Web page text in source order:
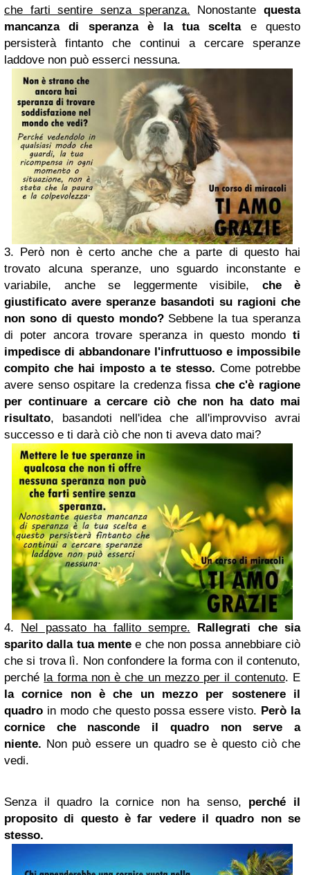
che farti sentire senza speranza.
Nonostantequesta
mancanza di speranza è la tua sceltae questo
persisterà fintanto che continui a cercare speranze
laddove non può esserci nessuna.
3. Però non è certo anche che a parte di questo hai
trovato alcuna speranze, uno sguardo inconstante e
variabile, anche se leggermente visibile, che è
giustificato avere speranze basandoti su ragioni che
non sono di questo mondo? Sebbene la tua speranza
di poter ancora trovare speranza in questo mondo ti
impedisce di abbandonare l'infruttuoso e impossibile
compito che hai imposto a te stesso. Come potrebbe
avere senso ospitare la credenza fissa che c'è ragione
per continuare a cercare ciò che non ha dato mai
risultato, basandoti nell'idea che all'improvviso avrai
successo e ti darà ciò che non ti aveva dato mai?
4. Nel passato ha fallito sempre.
Rallegrati che sia
sparito dalla tua mente e che non possa annebbiare ciò
che si trova lì. Non confondere la forma con il contenuto,
perché la forma non è che un mezzo per il contenuto. E
la cornice non è che un mezzo per sostenere il
quadro in modo che questo possa essere visto. Però la
cornice che nasconde il quadro non serve a
niente. Non può essere un quadro se è questo ciò che
vedi.
Senza il quadro la cornice non ha senso, perché il
proposito di questo è far vedere il quadro non se
stesso.